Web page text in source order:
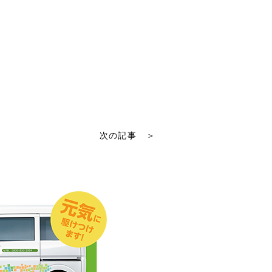
次の記事 ＞